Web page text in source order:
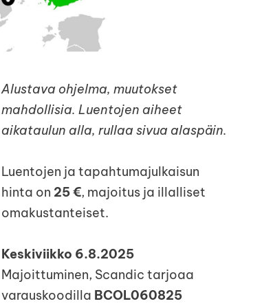
Alustava ohjelma, muutokset
mahdollisia. Luentojen aiheet
aikataulun alla, rullaa sivua alaspäin.
Luentojen ja tapahtumajulkaisun
hinta on 25 €, majoitus ja illalliset
omakustanteiset.
Keskiviikko 6.8.2025
Majoittuminen, Scandic tarjoaa
varauskoodilla BCOL060825